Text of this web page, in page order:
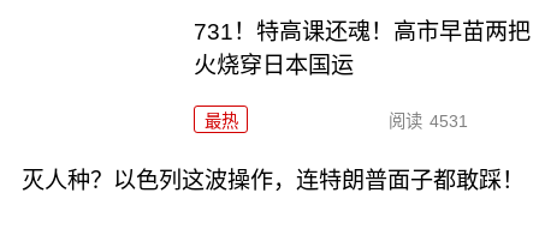
731！特高课还魂！高市早苗两把
火烧穿日本国运
最热 阅读 4531
灭人种？以色列这波操作，连特朗普面子都敢踩！